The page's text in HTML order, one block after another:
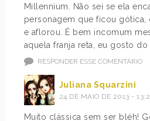
Millennium. Não sei se ela
personagem que ficou gótica,
e aflorou. É bem incomum
aquela franja reta, eu gosto do
RESPONDER ESSE COMENTÁRIO
Juliana Squarzini
24 DE MAIO DE 2013 -
Muito clássica sem ser bléh!